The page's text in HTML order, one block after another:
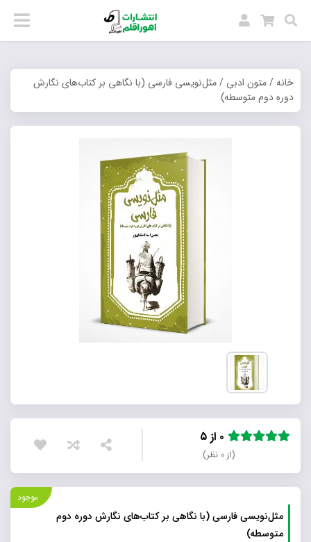
خانه/متون ادبی / مثل‌نویسی فارسی (با نگاهی بر کتاب‌های نگارش
دوره دوم متوسطه)
(از ۰ نظر)
موجود
مثل‌نویسی فارسی (با نگاهی بر کتاب‌های نگارش دوره دوم
متوسطه)